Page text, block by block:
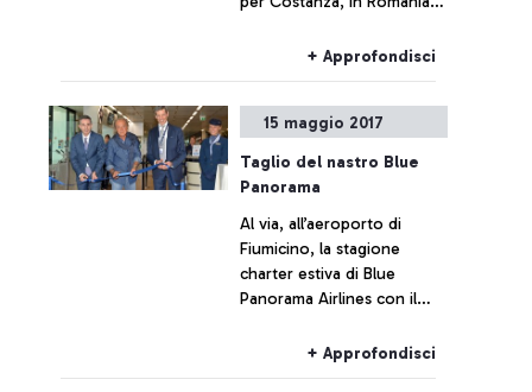
qui, Blue Air ha infatti
aggiunto nuove rotte e
nuovi servizi.
+ Approfondisci
15 maggio 2017
Taglio del nastro Blue
Panorama
Al via, all’aeroporto di
Fiumicino, la stagione
charter estiva di Blue
Panorama Airlines con il
cuore di Creta ed una delle
città più grandi della Grecia.
+ Approfondisci